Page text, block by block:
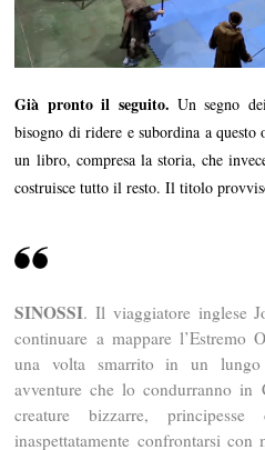
Già pronto il seguito. Un segno
bisogno di ridere e subordina a
un libro, compresa la storia, che
costruisce tutto il resto. Il titolo
SINOSSI. Il viaggiatore inglese
continuare a mappare l’Estremo
una volta smarrito in un
avventure che lo condurranno in
creature bizzarre,
inaspettatamente confrontarsi